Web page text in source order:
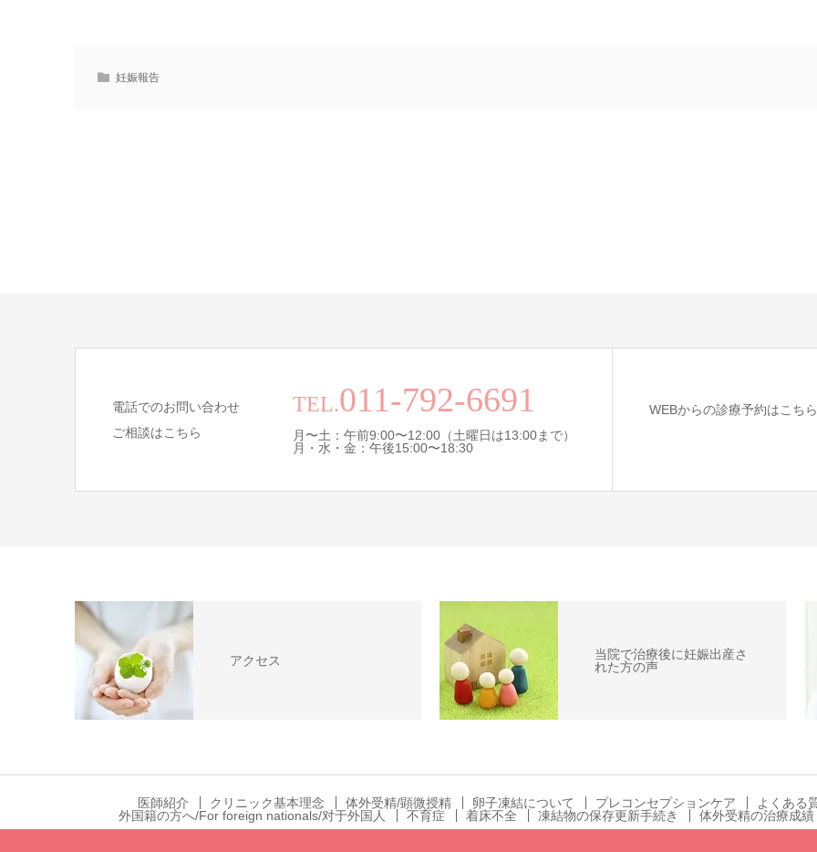
妊娠報告
電話でのお問い合わせ
ご相談はこちら
TEL.011-792-6691
月〜土：午前9:00〜12:00（土曜日は13:00まで）
月・水・金：午後15:00〜18:30
WEBからの診療予約はこちら
アクセス
当院で治療後に妊娠出産さ
れた方の声
医師紹介 クリニック基本理念 体外受精/顕微授精 卵子凍結について プレコンセプションケア よくある
外国籍の方へ/For foreign nationals/对于外国人
不育症 着床不全 凍結物の保存更新手続き 体外受精の治療成績